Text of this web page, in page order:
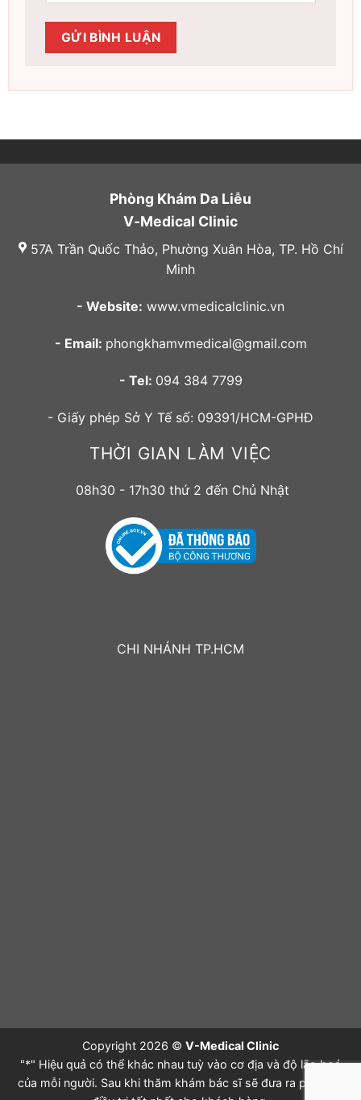
Phòng Khám Da Liễu
V-Medical Clinic
57A Trần Quốc Thảo, Phường Xuân Hòa, TP. Hồ Chí
Minh
- Website: www.vmedicalclinic.vn
- Email: phongkhamvmedical@gmail.com
- Tel: 094 384 7799
- Giấy phép Sở Y Tế số: 09391/HCM-GPHĐ
THỜI GIAN LÀM VIỆC
08h30 - 17h30 thứ 2 đến Chủ Nhật
CHI NHÁNH TP.HCM
Copyright 2026 © V-Medical Clinic
"*" Hiệu quả có thể khác nhau tuỳ vào cơ địa và độ lão hoá
của mỗi người. Sau khi thăm khám bác sĩ sẽ đưa ra phác đồ